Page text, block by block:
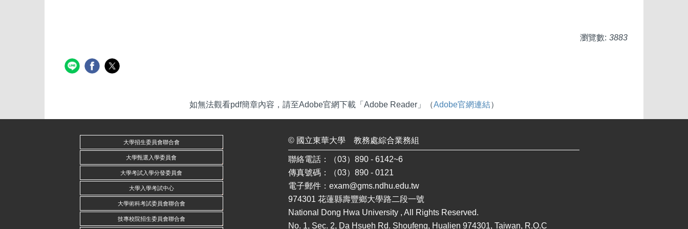
瀏覽數: 3883
如無法觀看pdf簡章內容，請至Adobe官網下載「Adobe Reader」（Adobe官網連結）
大學招生委員會聯合會
大學甄選入學委員會
大學考試入學分發委員會
大學入學考試中心
大學術科考試委員會聯合會
技專校院招生委員會聯合會
© 國立東華大學 教務處綜合業務組
聯絡電話：（03）890 - 6142~6
傳真號碼：（03）890 - 0121
電子郵件： exam@gms.ndhu.edu.tw
974301 花蓮縣壽豐鄉大學路二段一號
National Dong Hwa University , All Rights Reserved.
No. 1, Sec. 2, Da Hsueh Rd. Shoufeng, Hualien 974301, Taiwan, R.O.C